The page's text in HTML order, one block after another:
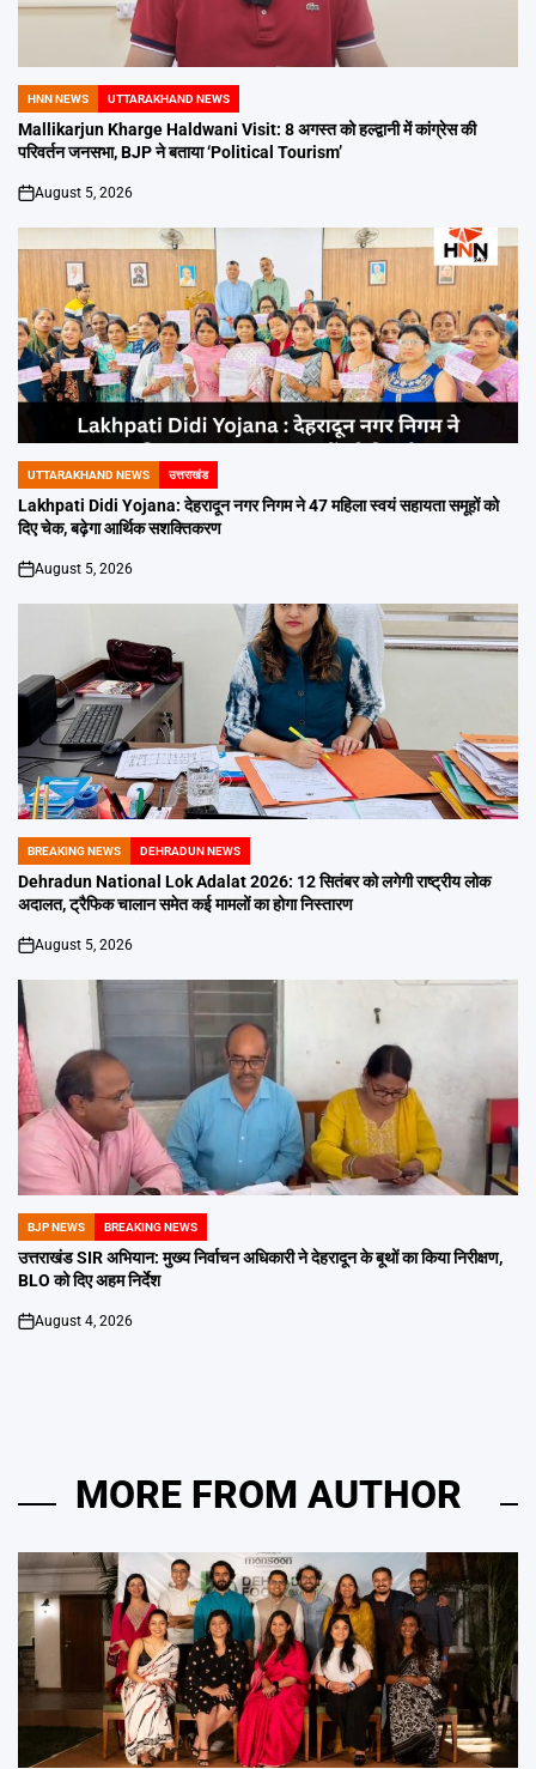
POSTED
IN
HNN NEWS UTTARAKHAND NEWS
Mallikarjun Kharge Haldwani Visit: 8 अगस्त को हल्द्वानी में कांग्रेस की
परिवर्तन जनसभा, BJP ने बताया ‘Political Tourism’
on
August 5, 2026
POSTED
IN
UTTARAKHAND NEWS उत्तराखंड
Lakhpati Didi Yojana: देहरादून नगर निगम ने 47 महिला स्वयं सहायता समूहों को
दिए चेक, बढ़ेगा आर्थिक सशक्तिकरण
on
August 5, 2026
POSTED
IN
BREAKING NEWS DEHRADUN NEWS
Dehradun National Lok Adalat 2026: 12 सितंबर को लगेगी राष्ट्रीय लोक
अदालत, ट्रैफिक चालान समेत कई मामलों का होगा निस्तारण
on
August 5, 2026
POSTED
IN
BJP NEWS BREAKING NEWS
उत्तराखंड SIR अभियान: मुख्य निर्वाचन अधिकारी ने देहरादून के बूथों का किया निरीक्षण,
BLO को दिए अहम निर्देश
on
August 4, 2026
MORE FROM AUTHOR